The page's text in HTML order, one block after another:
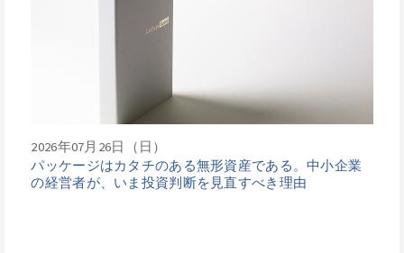
2026年07月26日（日）
パッケージはカタチのある無形資産である。中小企業
の経営者が、いま投資判断を見直すべき理由